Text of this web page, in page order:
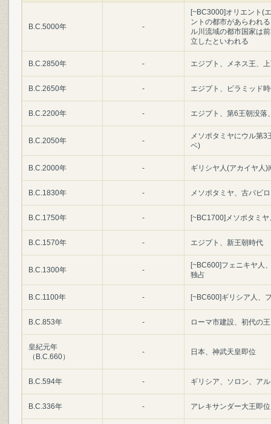
B.C.5000年 -
[~BC3000]オリエント(
ントの都市があらわれ
ル川流域の都市国家は
立したといわれる
B.C.2850年 - エジプト、メネス王、
B.C.2650年 - エジプト、ピラミッド
B.C.2200年 - エジプト、第6王朝没落
B.C.2050年 -
メソポタミヤにウル第
ベ)
B.C.2000年 - ギリシヤ人(アカイヤ人
B.C.1830年 - メソポタミヤ、古バビ
B.C.1750年 - [~BC1700]メソポタミ
B.C.1570年 - エジプト、新王朝時代
B.C.1300年 -
[~BC600]フェニキヤ人
独占
B.C.1100年 - [~BC600]ギリシア人、
B.C.853年 - ローマ市建設、初代の
皇紀元年
（B.C.660）
- 日本、神武天皇即位
B.C.594年 - ギリシア、ソロン、ア
B.C.336年 - アレキサンダー大王即